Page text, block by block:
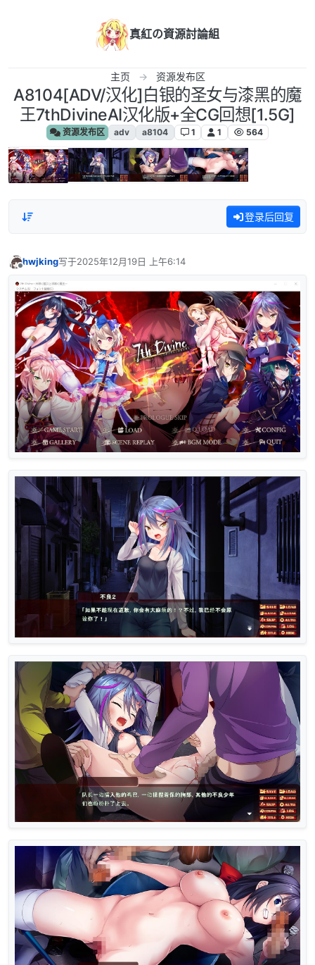
真紅の資源討論組
主页 资源发布区
A8104[ADV/汉化]白银的圣女与漆黑的魔
王7thDivineAI汉化版+全CG回想[1.5G]
资源发布区 adv a8104 1 1 564
登录后回复
hwjking写于2025年12月19日 上午6:14
最后由 编辑